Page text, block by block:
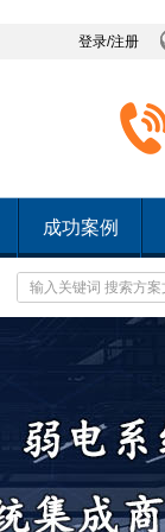
登录/注册
成功案例